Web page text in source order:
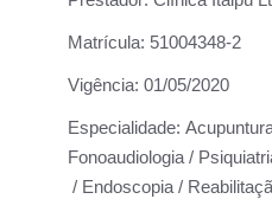
Matrícula: 51004348-2
Vigência: 01/05/2020
Especialidade:
Fonoaudiologia /
/ Endoscopia /